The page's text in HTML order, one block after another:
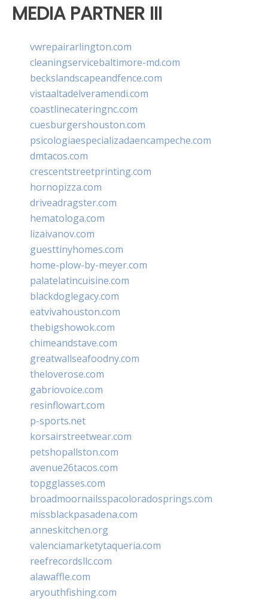
MEDIA PARTNER III
vwrepairarlington.com
cleaningservicebaltimore-md.com
beckslandscapeandfence.com
vistaaltadelveramendi.com
coastlinecateringnc.com
cuesburgershouston.com
psicologiaespecializadaencampeche.com
dmtacos.com
crescentstreetprinting.com
hornopizza.com
driveadragster.com
hematologa.com
lizaivanov.com
guesttinyhomes.com
home-plow-by-meyer.com
palatelatincuisine.com
blackdoglegacy.com
eatvivahouston.com
thebigshowok.com
chimeandstave.com
greatwallseafoodny.com
theloverose.com
gabriovoice.com
resinflowart.com
p-sports.net
korsairstreetwear.com
petshopallston.com
avenue26tacos.com
topgglasses.com
broadmoornailsspacoloradosprings.com
missblackpasadena.com
anneskitchen.org
valenciamarketytaqueria.com
reefrecordsllc.com
alawaffle.com
aryouthfishing.com